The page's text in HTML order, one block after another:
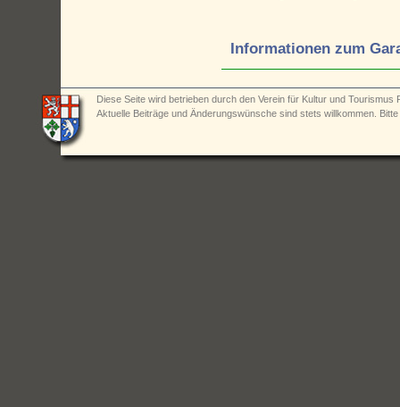
Informationen zum
Diese Seite wird betrieben durch den Verein für Kultur und Tourismus
Aktuelle Beiträge und Änderungswünsche sind stets willkommen. Bitte